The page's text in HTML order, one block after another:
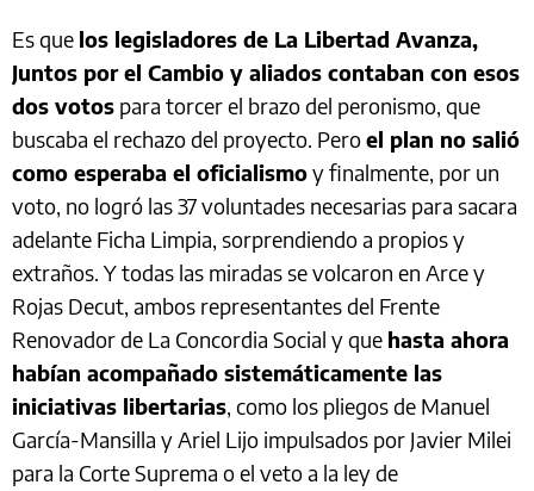
Es que los legisladores de La Libertad Avanza,
Juntos por el Cambio y aliados contaban con esos
dos votos para torcer el brazo del peronismo, que
buscaba el rechazo del proyecto. Peroel plan no salió
como esperaba el oficialismoy finalmente, por un
voto, no logró las 37 voluntades necesarias para sacara
adelante Ficha Limpia, sorprendiendo a propios y
extraños. Y todas las miradas se volcaron en Arce y
Rojas Decut, ambos representantes del Frente
Renovador de La Concordia Social y que hasta ahora
habían acompañado sistemáticamente las
iniciativas libertarias, como los pliegos de Manuel
García-Mansilla y Ariel Lijo impulsados por Javier Milei
para la Corte Suprema o el veto a la ley de